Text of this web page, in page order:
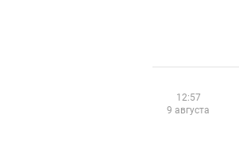
12:57
9 августа